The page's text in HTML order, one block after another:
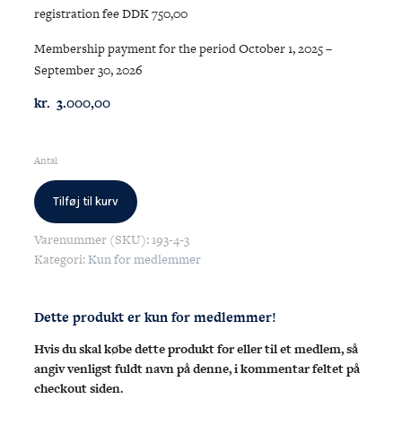
registration fee DDK 750,00
Membership payment for the period October 1, 2025 –
September 30, 2026
kr. 3.000,00
Antal
RDYC
member
contingent
and
-
antal
Tilføj til kurv
Varenummer (SKU): 193-4-3
Kategori:Kun for medlemmer
Dette produkt er kun for medlemmer!
Hvis du skal købe dette produkt for eller til et medlem, så
angiv venligst fuldt navn på denne, i kommentar feltet på
checkout siden.